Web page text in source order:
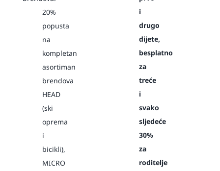
20%
popusta
na
kompletan
asortiman
brendova
HEAD
(ski
oprema
i
bicikli),
MICRO
i
drugo
dijete,
besplatno
za
treće
i
svako
sljedeće
30%
za
roditelje